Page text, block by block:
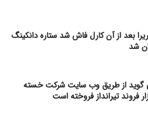
بعد از آن کارل فاش شد ستاره دانکینگ
شد
گوید از طریق وب سایت شرکت خسته